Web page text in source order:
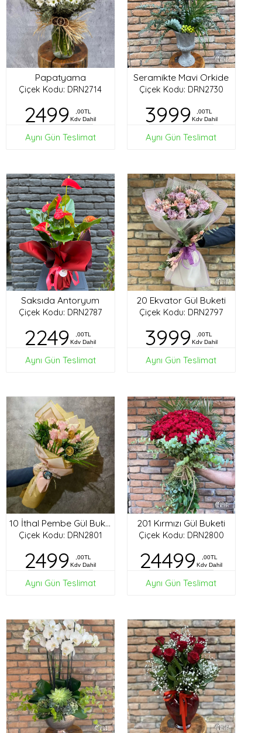
Papatyama
Çiçek Kodu: DRN2714
2499
,00TL
Kdv Dahil
Aynı Gün Teslimat
Seramikte Mavi Orkide
Çiçek Kodu: DRN2730
3999
,00TL
Kdv Dahil
Aynı Gün Teslimat
Saksıda Antoryum
Çiçek Kodu: DRN2787
2249
,00TL
Kdv Dahil
Aynı Gün Teslimat
20 Ekvator Gül Buketi
Çiçek Kodu: DRN2797
3999
,00TL
Kdv Dahil
Aynı Gün Teslimat
10 İthal Pembe Gül Buketi
Çiçek Kodu: DRN2801
2499
,00TL
Kdv Dahil
Aynı Gün Teslimat
201 Kırmızı Gül Buketi
Çiçek Kodu: DRN2800
24499
,00TL
Kdv Dahil
Aynı Gün Teslimat